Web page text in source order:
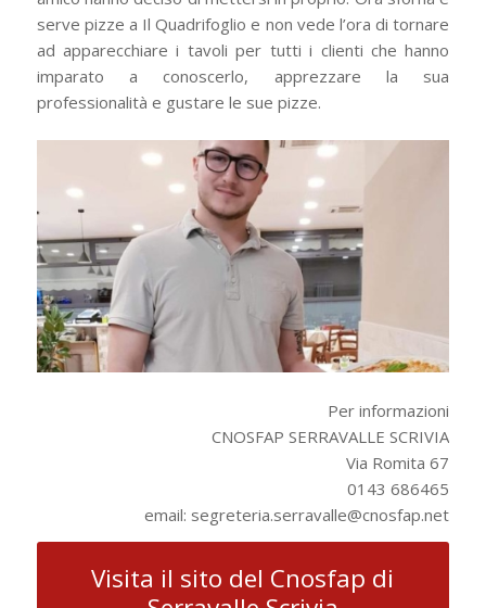
serve pizze a Il Quadrifoglio e non vede l’ora di tornare
ad apparecchiare i tavoli per tutti i clienti che hanno
imparato a conoscerlo, apprezzare la sua
professionalità e gustare le sue pizze.
Per informazioni
CNOSFAP SERRAVALLE SCRIVIA
Via Romita 67
0143 686465
email: segreteria.serravalle@cnosfap.net
Visita il sito del Cnosfap di